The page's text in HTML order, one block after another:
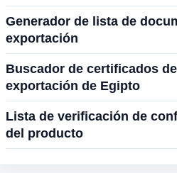
Generador de lista de
exportación
Buscador de certificados de
exportación de Egipto
Lista de verificación de
del producto